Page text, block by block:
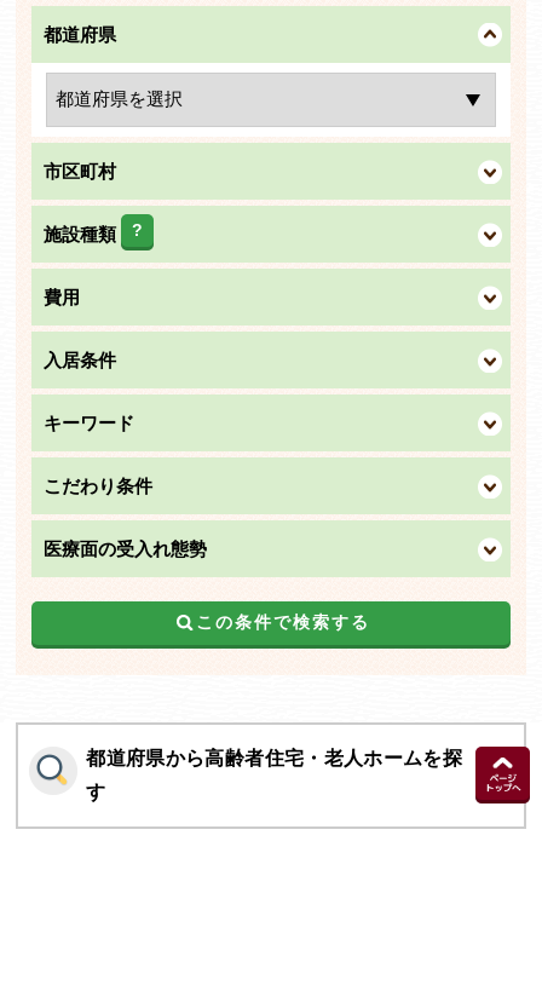
都道府県
市区町村
施設種類 ?
費用
入居条件
キーワード
こだわり条件
医療面の受入れ態勢
この条件で検索する
都道府県から高齢者住宅・老人ホームを探
す